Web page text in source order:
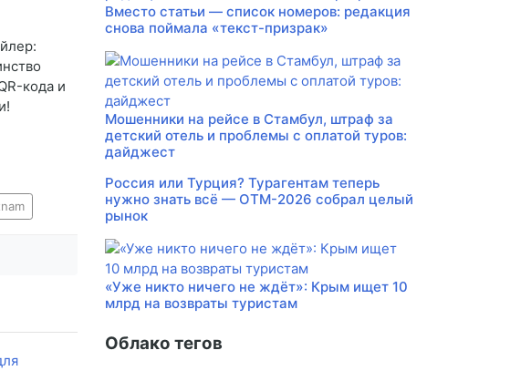
кода и
Вместо статьи — список номеров: редакция
снова поймала «текст-призрак»
Мошенники на рейсе в Стамбул, штраф за
детский отель и проблемы с оплатой туров:
дайджест
Россия или Турция? Турагентам теперь
нужно знать всё — ОТМ-2026 собрал целый
рынок
«Уже никто ничего не ждёт»: Крым ищет 10
млрд на возвраты туристам
Облако тегов